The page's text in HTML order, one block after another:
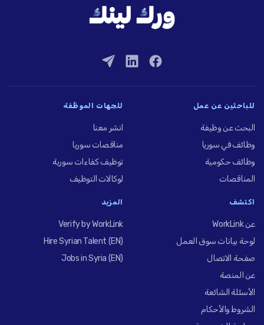
للباحثين عن عمل
البحث عن وظيفة
وظائف في سوريا
وظائف حكومية
المناقصات
للجهات الموظِّفة
انشر معنا
مناقصات سوريا
توظيف كفاءات سورية
لوكالات التوظيف
اكتشف
عن WorkLink
لوحة بيانات سوق العمل
صفحة الاتصال
عن المنصة
الأسئلة الشائعة
الشروط والأحكام
المزيد
Verify by WorkLink
Hire Syrian Talent (EN)
Jobs in Syria (EN)